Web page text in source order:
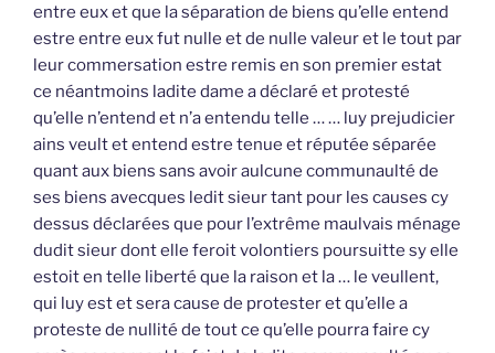
entre eux et que la séparation de biens qu’elle entend
estre entre eux fut nulle et de nulle valeur et le tout par
leur commersation estre remis en son premier estat
ce néantmoins ladite dame a déclaré et protesté
qu’elle n’entend et n’a entendu telle … … luy prejudicier
ains veult et entend estre tenue et réputée séparée
quant aux biens sans avoir aulcune communaulté de
ses biens avecques ledit sieur tant pour les causes cy
dessus déclarées que pour l’extrême maulvais ménage
dudit sieur dont elle feroit volontiers poursuitte sy elle
estoit en telle liberté que la raison et la … le veullent,
qui luy est et sera cause de protester et qu’elle a
proteste de nullité de tout ce qu’elle pourra faire cy